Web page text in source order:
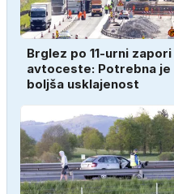
Brglez po 11-urni zapori
avtoceste: Potrebna je
boljša usklajenost